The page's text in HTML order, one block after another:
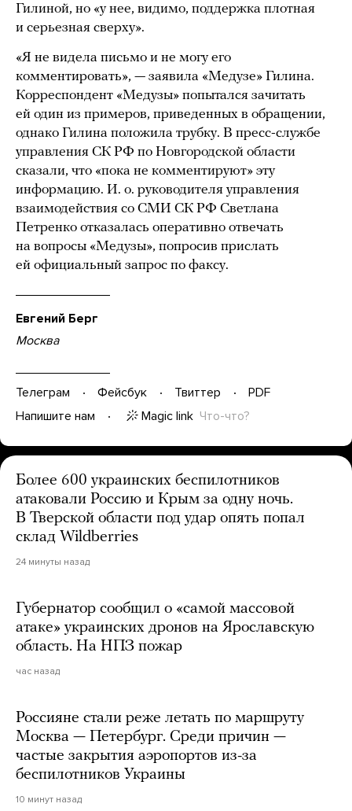
Гилиной, но «у нее, видимо, поддержка плотная
и серьезная сверху».
«Я не видела письмо и не могу его
комментировать», — заявила «Медузе» Гилина.
Корреспондент «Медузы» попытался зачитать
ей один из примеров, приведенных в обращении,
однако Гилина положила трубку. В пресс-службе
управления СК РФ по Новгородской области
сказали, что «пока не комментируют» эту
информацию. И. о. руководителя управления
взаимодействия со СМИ СК РФ Светлана
Петренко отказалась оперативно отвечать
на вопросы «Медузы», попросив прислать
ей официальный запрос по факсу.
Евгений Берг
Москва
Телеграм Фейсбук Твиттер
PDF
Напишите нам
Magic link Что-что?
Более 600 украинских беспилотников
атаковали Россию и Крым за одну ночь.
В Тверской области под удар опять попал
склад Wildberries
24 минуты назад
Губернатор сообщил о «самой массовой
атаке» украинских дронов на Ярославскую
область. На НПЗ пожар
час назад
Россияне стали реже летать по маршруту
Москва — Петербург. Среди причин —
частые закрытия аэропортов из-за
беспилотников Украины
10 минут назад